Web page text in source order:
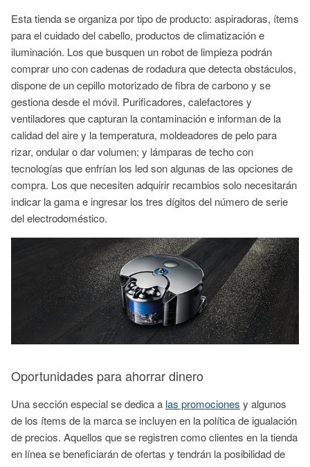
Esta tienda se organiza por tipo de producto: aspiradoras, ítems
para el cuidado del cabello, productos de climatización e
iluminación. Los que busquen un robot de limpieza podrán
comprar uno con cadenas de rodadura que detecta obstáculos,
dispone de un cepillo motorizado de fibra de carbono y se
gestiona desde el móvil. Purificadores, calefactores y
ventiladores que capturan la contaminación e informan de la
calidad del aire y la temperatura, moldeadores de pelo para
rizar, ondular o dar volumen; y lámparas de techo con
tecnologías que enfrían los led son algunas de las opciones de
compra. Los que necesiten adquirir recambios solo necesitarán
indicar la gama e ingresar los tres dígitos del número de serie
del electrodoméstico.
Oportunidades para ahorrar dinero
Una sección especial se dedica a las promociones y algunos
de los ítems de la marca se incluyen en la política de igualación
de precios. Aquellos que se registren como clientes en la tienda
en línea se beneficiarán de ofertas y tendrán la posibilidad de